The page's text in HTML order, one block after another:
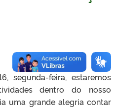
segunda-feira, estaremos
dentro do nosso
uma grande alegria contar